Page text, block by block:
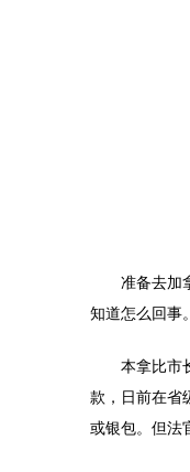
准备去加拿
知道怎么回事
本拿比市长
款，日前在省
或银包。但法